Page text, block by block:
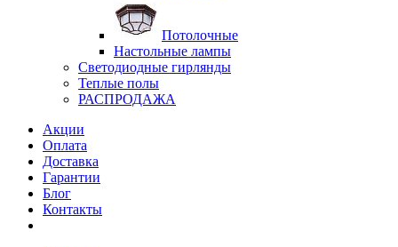
Потолочные
Настольные лампы
Светодиодные гирлянды
Теплые полы
РАСПРОДАЖА
Акции
Оплата
Доставка
Гарантии
Блог
Контакты